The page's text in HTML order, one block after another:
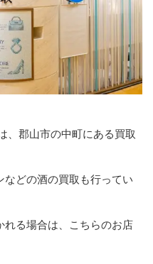
、郡山市の中町にある買取
どの酒の買取も行ってい
る場合は、こちらのお店